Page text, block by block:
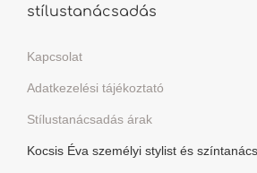
stílustanácsadás
Kapcsolat
Adatkezelési tájékoztató
Stílustanácsadás árak
Kocsis Éva személyi stylist és